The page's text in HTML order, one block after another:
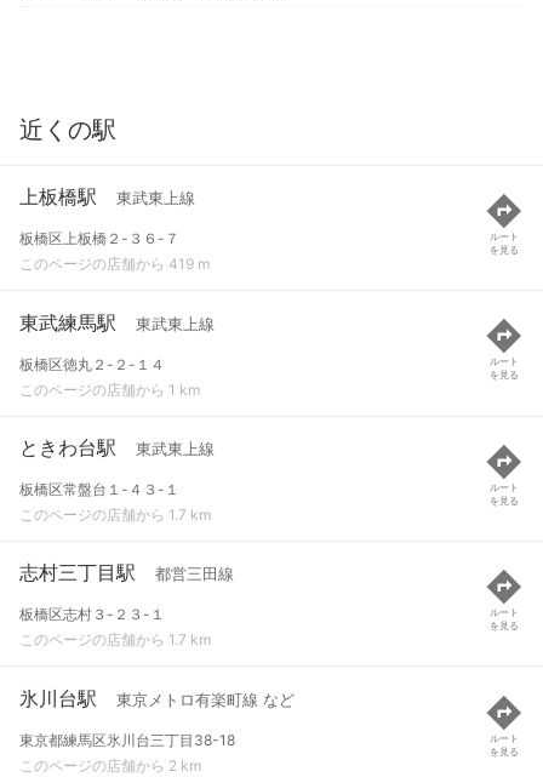
近くの駅
上板橋駅 東武東上線
板橋区上板橋２-３６-７
このページの店舗から 419 m
ルート
を見る
東武練馬駅 東武東上線
板橋区徳丸２-２-１４
このページの店舗から 1 km
ルート
を見る
ときわ台駅 東武東上線
板橋区常盤台１-４３-１
このページの店舗から 1.7 km
ルート
を見る
志村三丁目駅 都営三田線
板橋区志村３-２３-１
このページの店舗から 1.7 km
ルート
を見る
氷川台駅 東京メトロ有楽町線 など
東京都練馬区氷川台三丁目38-18
このページの店舗から 2 km
ルート
を見る